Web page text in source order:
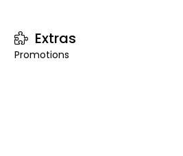
Extras
Promotions